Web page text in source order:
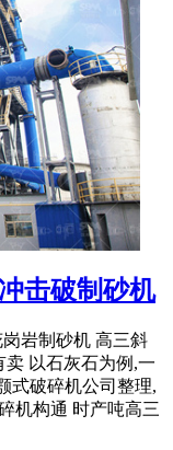
击破制砂机
岗岩制砂机 高三斜
以石灰石为例,一
式破碎机公司整理,
机构通 时产吨高三